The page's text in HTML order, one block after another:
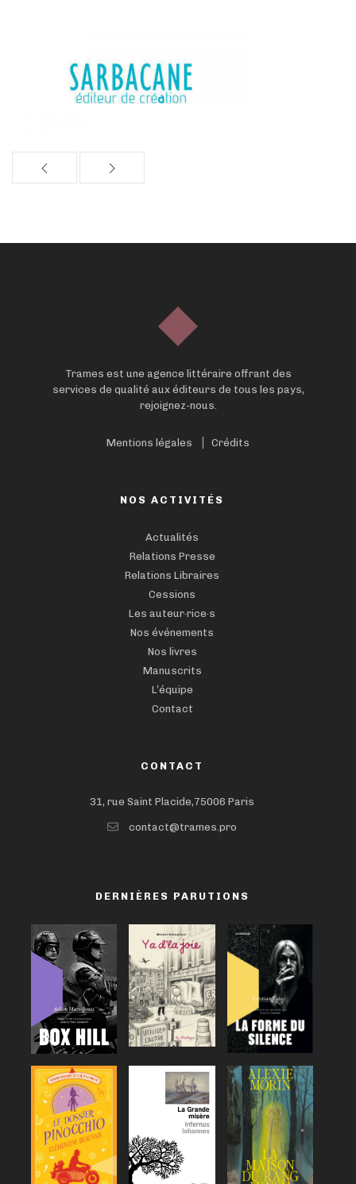
Trames est une agence littéraire offrant des
services de qualité aux éditeurs de tous les pays,
rejoignez-nous.
Mentions légales Crédits
NOS ACTIVITÉS
Actualités
Relations Presse
Relations Libraires
Cessions
Les auteur·rice·s
Nos événements
Nos livres
Manuscrits
L’équipe
Contact
CONTACT
31, rue Saint Placide,75006 Paris
contact@trames.pro
DERNIÈRES PARUTIONS